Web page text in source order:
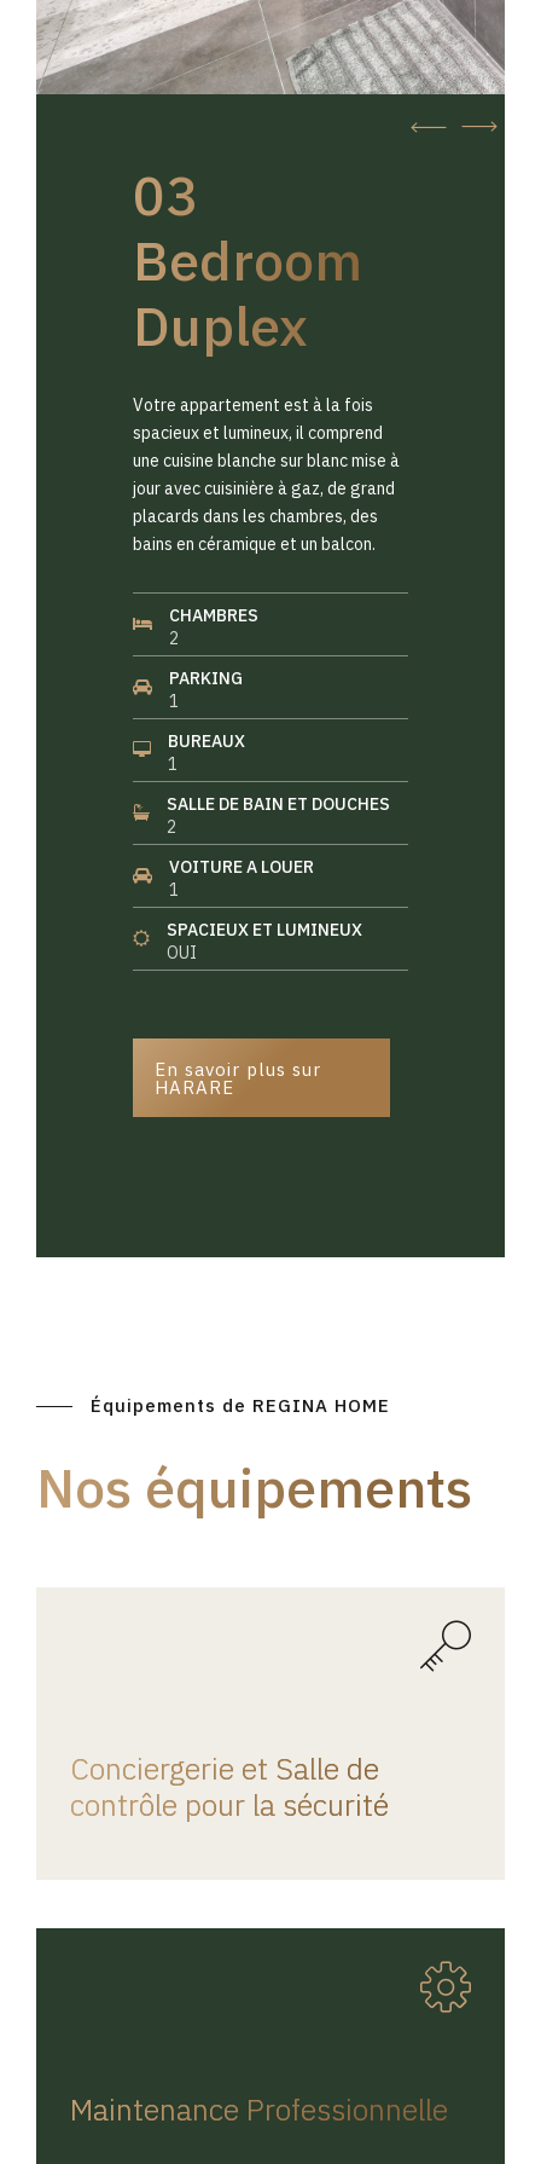
03
Bedroom
Duplex
Votre appartement est à la fois
spacieux et lumineux, il comprend
une cuisine blanche sur blanc mise à
jour avec cuisinière à gaz, de grand
placards dans les chambres, des
bains en céramique et un balcon.
CHAMBRES
2
PARKING
1
BUREAUX
1
SALLE DE BAIN ET DOUCHES
2
VOITURE A LOUER
1
SPACIEUX ET LUMINEUX
OUI
En savoir plus sur
HARARE
Équipements de REGINA HOME
Nos équipements
Conciergerie et Salle de
contrôle pour la sécurité
Maintenance Professionnelle